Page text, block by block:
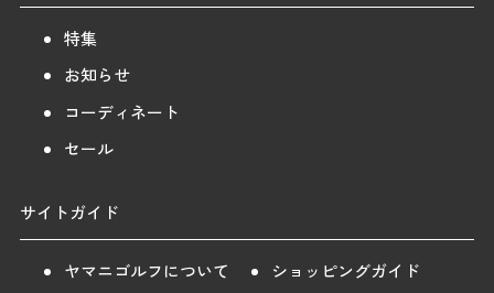
特集
お知らせ
コーディネート
セール
サイトガイド
ヤマニゴルフについて ショッピングガイド